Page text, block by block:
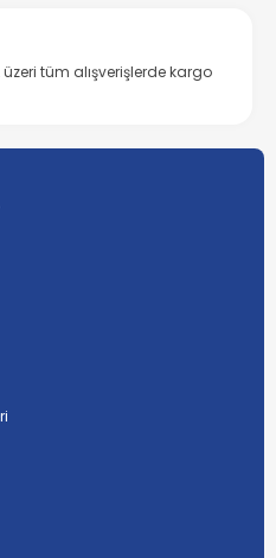
üzeri tüm alışverişlerde kargo